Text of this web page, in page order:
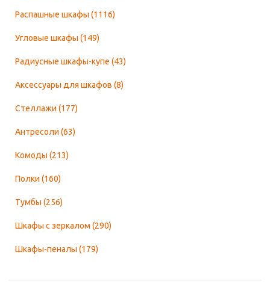
Распашные шкафы (1116)
Угловые шкафы (149)
Радиусные шкафы-купе (43)
Аксессуары для шкафов (8)
Стеллажи (177)
Антресоли (63)
Комоды (213)
Полки (160)
Тумбы (256)
Шкафы с зеркалом (290)
Шкафы-пеналы (179)